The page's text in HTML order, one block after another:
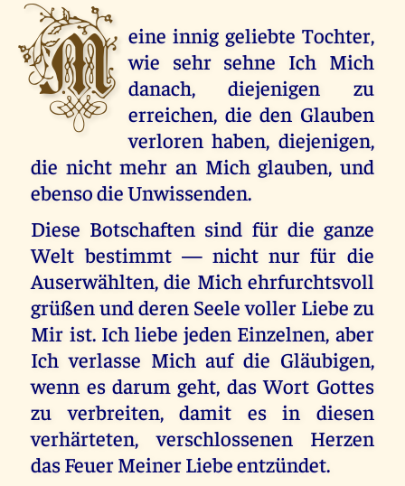
M eine innig geliebte Tochter,
wie sehr sehne Ich Mich
danach, diejenigen zu
erreichen, die den Glauben
verloren haben, diejenigen,
die nicht mehr an Mich glauben, und
ebenso die Unwissenden.
Diese Botschaften sind für die ganze
Welt bestimmt — nicht nur für die
Auserwählten, die Mich ehrfurchtsvoll
grüßen und deren Seele voller Liebe zu
Mir ist. Ich liebe jeden Einzelnen, aber
Ich verlasse Mich auf die Gläubigen,
wenn es darum geht, das Wort Gottes
zu verbreiten, damit es in diesen
verhärteten, verschlossenen Herzen
das Feuer Meiner Liebe entzündet.